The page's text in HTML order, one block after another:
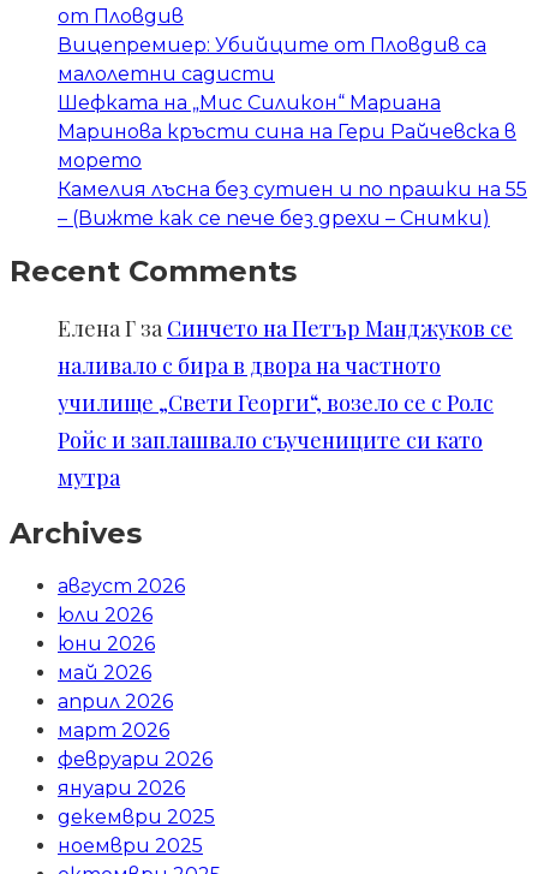
от Пловдив
Вицепремиер: Убийците от Пловдив са
малолетни садисти
Шефката на „Мис Силикон“ Мариана
Маринова кръсти сина на Гери Райчевска в
морето
Камелия лъсна без сутиен и по прашки на 55
– (Вижте как се пече без дрехи – Снимки)
Recent Comments
Елена Г за Синчето на Петър Манджуков се
наливало с бира в двора на частното
училище „Свети Георги“, возело се с Ролс
Ройс и заплашвало съучениците си като
мутра
Archives
август 2026
юли 2026
юни 2026
май 2026
април 2026
март 2026
февруари 2026
януари 2026
декември 2025
ноември 2025